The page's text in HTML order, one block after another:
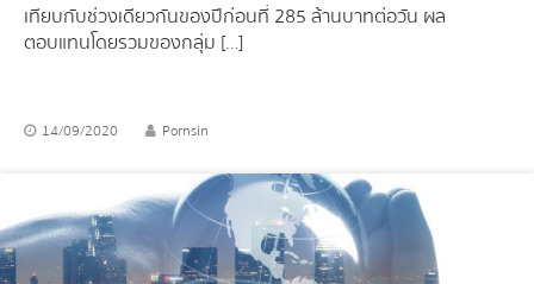
เทียบกับช่วงเดียวกันของปีก่อนที่ 285 ล้านบาทต่อวัน ผล
ตอบแทนโดยรวมของกลุ่ม […]
14/09/2020 Pornsin